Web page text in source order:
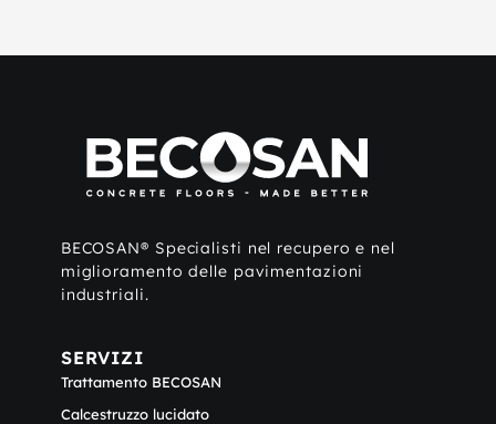
BECOSAN® Specialisti nel recupero e nel
miglioramento delle pavimentazioni
industriali.
SERVIZI
Trattamento BECOSAN
Calcestruzzo lucidato